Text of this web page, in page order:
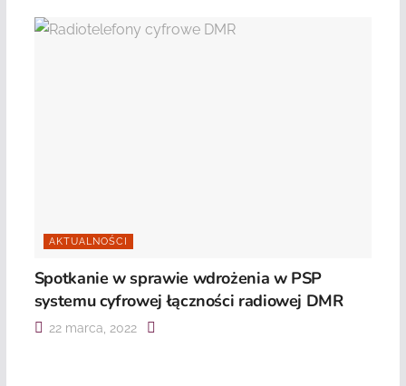
AKTUALNOŚCI
Spotkanie w sprawie wdrożenia w PSP
systemu cyfrowej łączności radiowej DMR
22 marca, 2022